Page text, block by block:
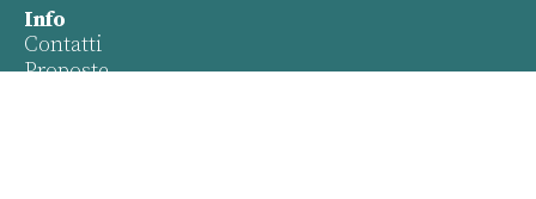
Info
Contatti
Proposte